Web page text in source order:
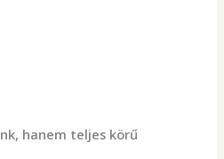
hanem teljes körű